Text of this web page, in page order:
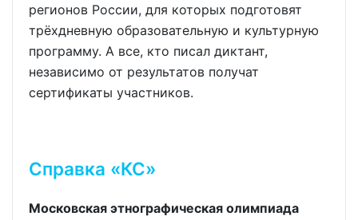
регионов России, для которых подготовят
трёхдневную образовательную и культурную
программу. А все, кто писал диктант,
независимо от результатов получат
сертификаты участников.
Справка «КС»
Московская этнографическая олимпиада